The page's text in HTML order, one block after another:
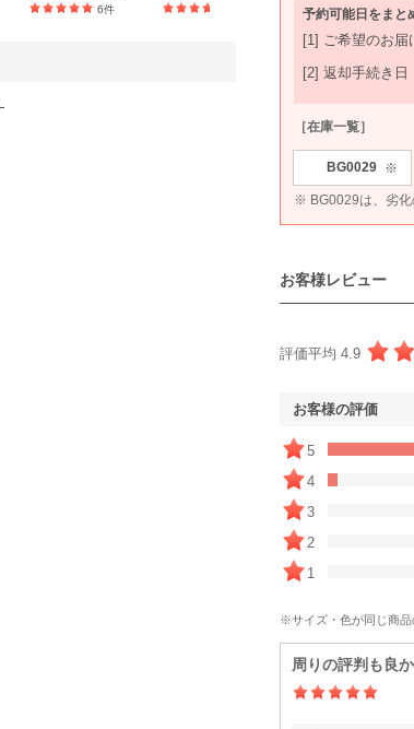
予約可能日をまと
[1] ご希望のお届
[2] 返却手続き日
［在庫一覧］
BG0029 ※
※ BG0029は、劣化
お客様レビュー
評価平均 4.9
お客様の評価
5
4
3
2
1
※サイズ・色が同じ商品
周りの評判も良
6件
8件